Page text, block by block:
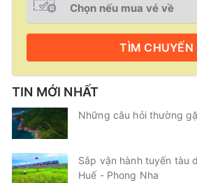
TÌM CHUYẾN
TIN MỚI NHẤT
Những câu hỏi thường
Sắp vận hành tuyến tàu
Huế - Phong Nha